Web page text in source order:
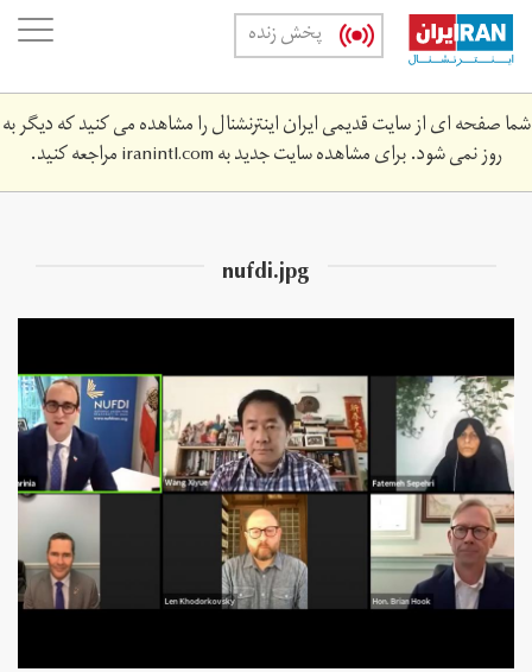
Skip
main
content
پخش زنده
شما صفحه ای از سایت قدیمی ایران اینترنشنال را مشاهده می کنید که دیگر به
روز نمی شود. برای مشاهده سایت جدید بهiranintl.comمراجعه کنید.
nufdi.jpg